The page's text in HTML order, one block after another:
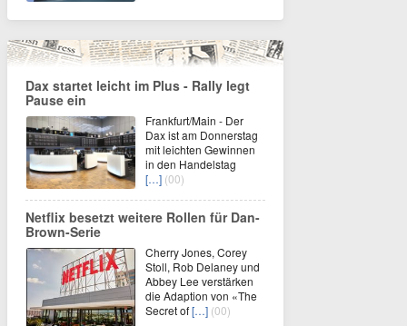
Dax startet leicht im Plus - Rally legt
Pause ein
Frankfurt/Main - Der
Dax ist am Donnerstag
mit leichten Gewinnen
in den Handelstag
[…] (00)
Netflix besetzt weitere Rollen für Dan-
Brown-Serie
Cherry Jones, Corey
Stoll, Rob Delaney und
Abbey Lee verstärken
die Adaption von «The
Secret of[…] (00)